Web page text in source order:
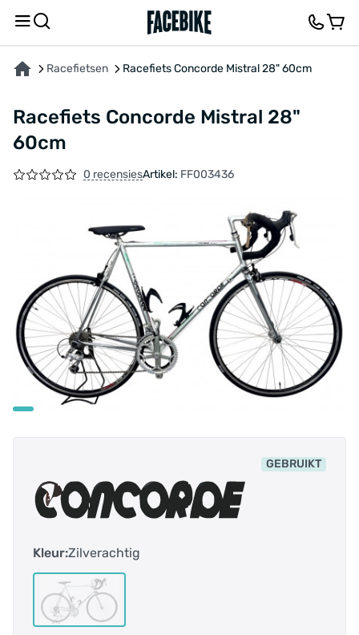
Racefietsen Racefiets Concorde Mistral 28" 60cm
Racefiets Concorde Mistral 28"
60cm
0 recensiesArtikel: FF003436
GEBRUIKT
Kleur:Zilverachtig
OVER HET PRODUCT KENMERKENBESCHRIJVING FEEDBACK EN VRAGEN